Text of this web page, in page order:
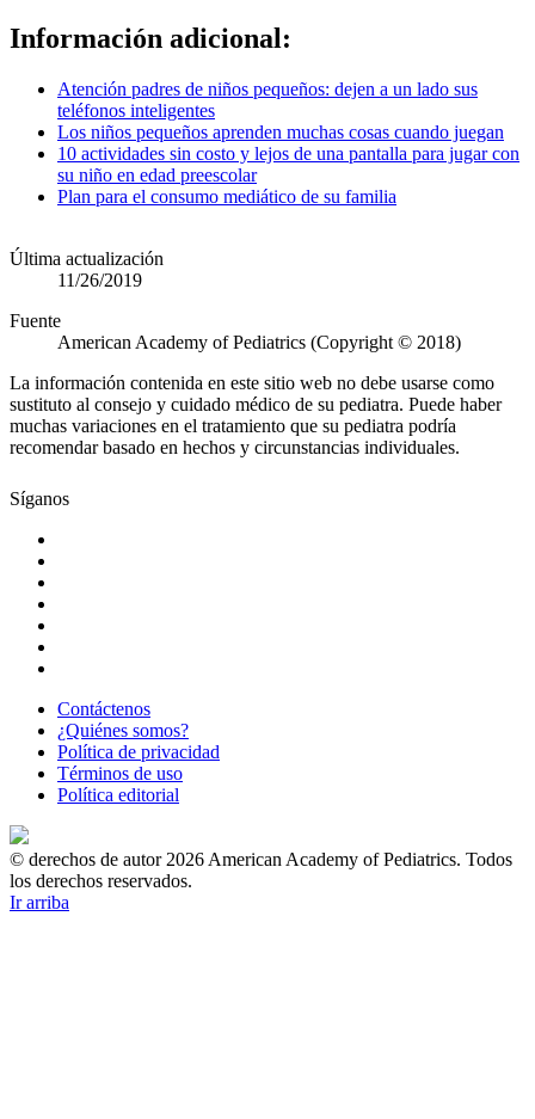
Información adicional:
Atención padres de niños pequeños: dejen a un lado sus
teléfonos inteligentes
Los niños pequeños aprenden muchas cosas cuando juegan
10 actividades sin costo y lejos de una pantalla para jugar con
su niño en edad preescolar
Plan para el consumo mediático de su familia
Última actualización
11/26/2019
Fuente
American Academy of Pediatrics (Copyright © 2018)
La información contenida en este sitio web no debe usarse como
sustituto al consejo y cuidado médico de su pediatra. Puede haber
muchas variaciones en el tratamiento que su pediatra podría
recomendar basado en hechos y circunstancias individuales.
Síganos
Contáctenos
¿Quiénes somos?
Política de privacidad
Términos de uso
Política editorial
© derechos de autor 2026 American Academy of Pediatrics. Todos
los derechos reservados.
Ir arriba